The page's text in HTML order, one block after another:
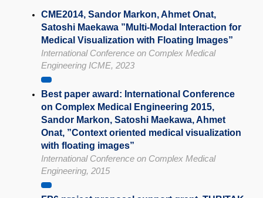
CME2014, Sandor Markon, Ahmet Onat,
Satoshi Maekawa ”Multi-Modal Interaction for
Medical Visualization with Floating Images”
International Conference on Complex Medical
Engineering ICME, 2023
Best paper award: International Conference
on Complex Medical Engineering 2015,
Sandor Markon, Satoshi Maekawa, Ahmet
Onat, ”Context oriented medical visualization
with floating images”
International Conference on Complex Medical
Engineering, 2015